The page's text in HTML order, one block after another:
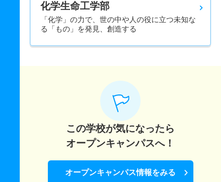
化学生命工学部
「化学」の力で、世の中や人の役に立つ未知な
る「もの」を発見、創造する
この学校が気になったら
オープンキャンパスへ！
オープンキャンパス情報をみる